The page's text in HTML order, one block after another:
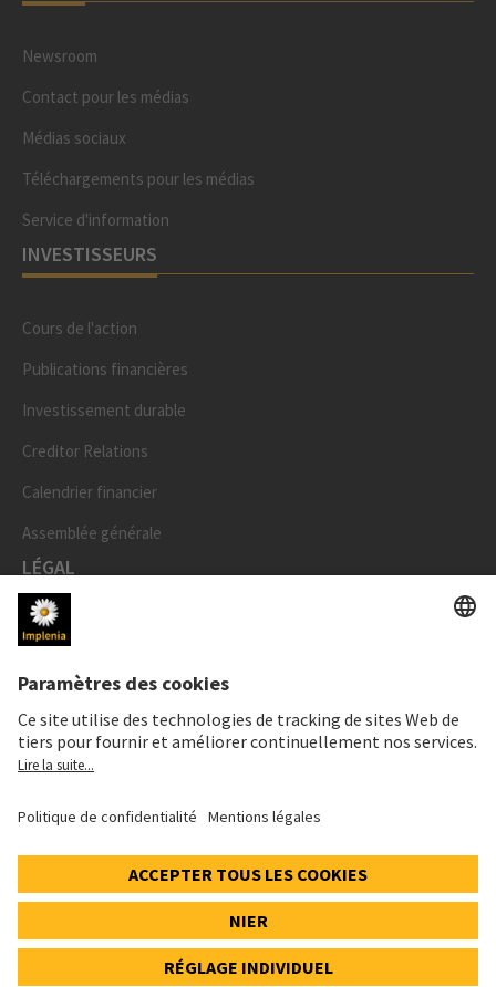
Newsroom
Contact pour les médias
Médias sociaux
Téléchargements pour les médias
Service d'information
INVESTISSEURS
Cours de l'action
Publications financières
Investissement durable
Creditor Relations
Calendrier financier
Assemblée générale
LÉGAL
Mentions légales
Données personnelles
Déclaration cookies et social media
Paramètres de confidentialité
SWX: Implenia AG
62,30 CHF